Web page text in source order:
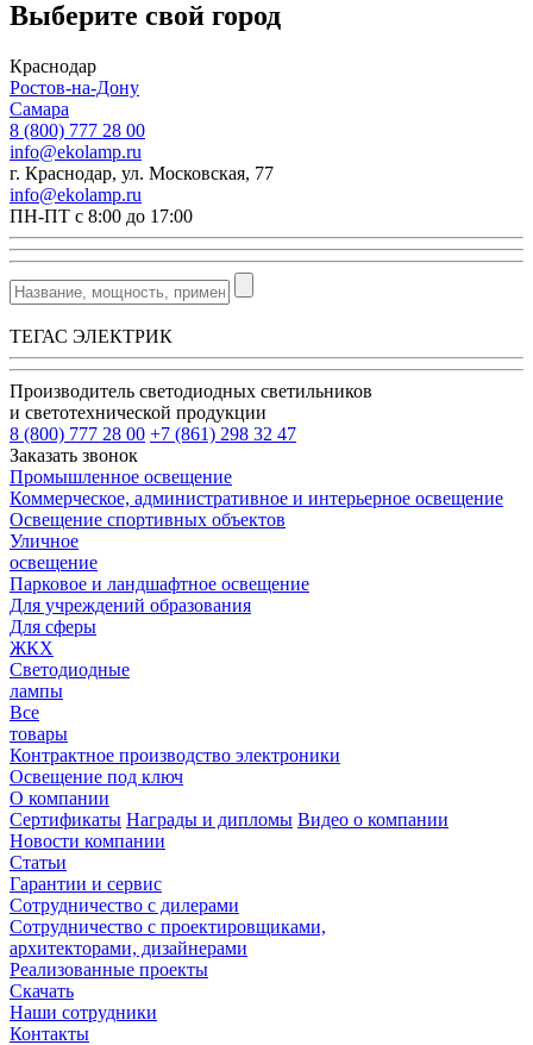
Выберите свой город
Краснодар
Ростов-на-Дону
Самара
8 (800) 777 28 00
info@ekolamp.ru
г. Краснодар, ул. Московская, 77
info@ekolamp.ru
ПН-ПТ с 8:00 до 17:00
ТЕГАС ЭЛЕКТРИК
Производитель светодиодных светильников
и светотехнической продукции
8 (800) 777 28 00 +7 (861) 298 32 47
Заказать звонок
Промышленное освещение
Коммерческое, административное и интерьерное освещение
Освещение спортивных объектов
Уличное
освещение
Парковое и ландшафтное освещение
Для учреждений образования
Для сферы
ЖКХ
Светодиодные
лампы
Все
товары
Контрактное производство электроники
Освещение под ключ
О компании
Сертификаты Награды и дипломы Видео о компании
Новости компании
Статьи
Гарантии и сервис
Сотрудничество с дилерами
Сотрудничество с проектировщиками,
архитекторами, дизайнерами
Реализованные проекты
Скачать
Наши сотрудники
Контакты